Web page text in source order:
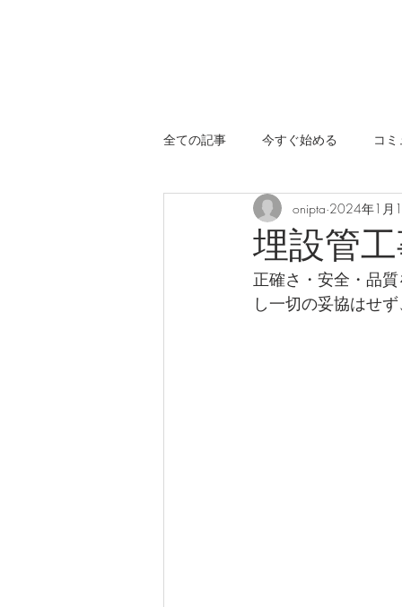
全ての記事 今すぐ始める コ
埋設管
onipta 2024年1月
正確さ・安全・品
し一切の妥協はせ